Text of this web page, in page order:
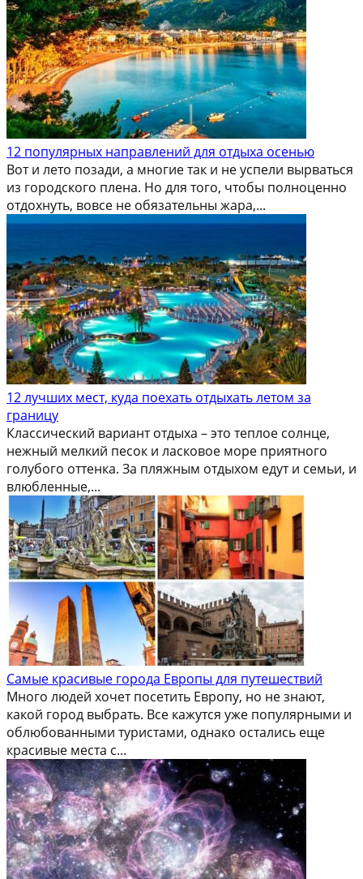
12 популярных направлений для отдыха осенью
Вот и лето позади, а многие так и не успели вырваться
из городского плена. Но для того, чтобы полноценно
отдохнуть, вовсе не обязательны жара,...
12 лучших мест, куда поехать отдыхать летом за
границу
Классический вариант отдыха – это теплое солнце,
нежный мелкий песок и ласковое море приятного
голубого оттенка. За пляжным отдыхом едут и семьи, и
влюбленные,...
Самые красивые города Европы для путешествий
Много людей хочет посетить Европу, но не знают,
какой город выбрать. Все кажутся уже популярными и
облюбованными туристами, однако остались еще
красивые места с...